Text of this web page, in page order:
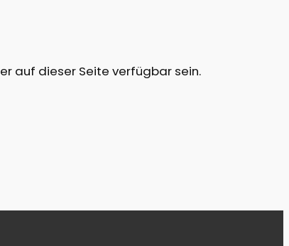
auf dieser Seite verfügbar sein.